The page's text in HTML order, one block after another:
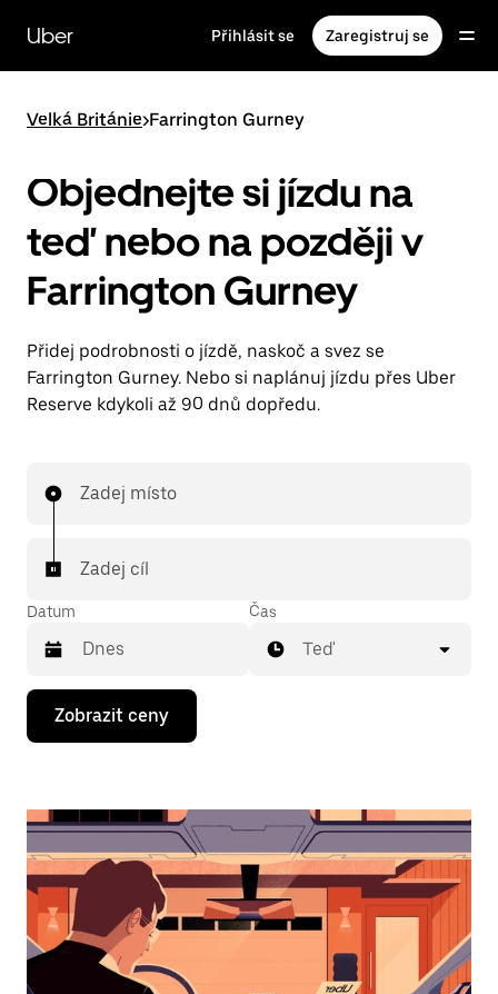
hlavní
obsah
Uber Přihlásit se Zaregistruj se
Velká Británie>Farrington Gurney
Objednejte si jízdu na
teď nebo na později v
Farrington Gurney
Přidej podrobnosti o jízdě, naskoč a svez se
Farrington Gurney. Nebo si naplánuj jízdu přes Uber
Reserve kdykoli až 90 dnů dopředu.
Zadej místo
Zadej cíl
Datum
Stisknutím
klávesy
se
kalendář
vybrat
datum.
Stisknutím
klávesy
Esc
zavřeš
kalendář.
Čas
Teď
Zobrazit ceny